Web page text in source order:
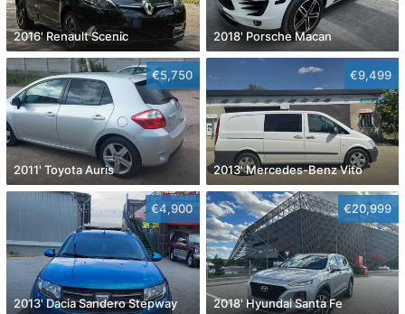
2016' Renault Scenic 2018' Porsche Macan
€5,750
2011' Toyota Auris
€9,499
2013' Mercedes-Benz Vito
€4,900
2013' Dacia Sandero Stepway
€20,999
2018' Hyundai Santa Fe